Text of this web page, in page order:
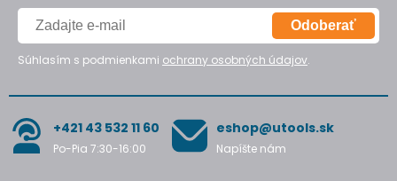
Odoberať
Súhlasím s podmienkami ochrany osobných údajov.
+421 43 532 11 60
Po-Pia 7:30-16:00
eshop@utools.sk
Napíšte nám